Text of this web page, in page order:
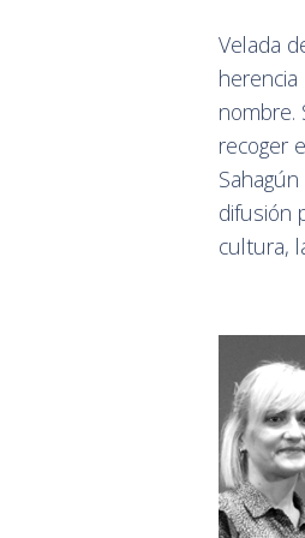
Velada
nombre.
recoger
difusión
cultura,